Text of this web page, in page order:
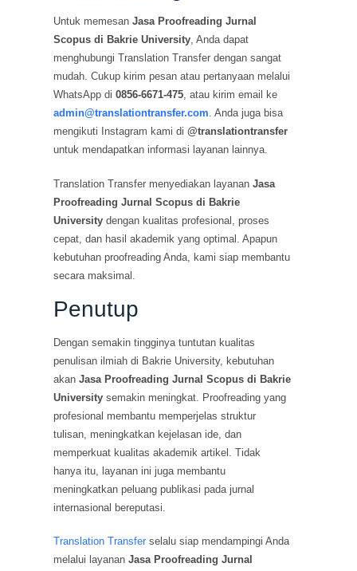
Untuk memesanJasa Proofreading Jurnal
Scopus di Bakrie University, Anda dapat
menghubungi Translation Transfer dengan sangat
mudah. Cukup kirim pesan atau pertanyaan melalui
WhatsApp di0856-6671-475, atau kirim email ke
admin@translationtransfer.com. Anda juga bisa
mengikuti Instagram kami di@translationtransfer
untuk mendapatkan informasi layanan lainnya.
Translation Transfer menyediakan layananJasa
Proofreading Jurnal Scopus di Bakrie
University dengan kualitas profesional, proses
cepat, dan hasil akademik yang optimal. Apapun
kebutuhan proofreading Anda, kami siap membantu
secara maksimal.
Penutup
Dengan semakin tingginya tuntutan kualitas
penulisan ilmiah di Bakrie University, kebutuhan
akanJasa Proofreading Jurnal Scopus di Bakrie
University semakin meningkat. Proofreading yang
profesional membantu memperjelas struktur
tulisan, meningkatkan kejelasan ide, dan
memperkuat kualitas akademik artikel. Tidak
hanya itu, layanan ini juga membantu
meningkatkan peluang publikasi pada jurnal
internasional bereputasi.
Translation Transfer selalu siap mendampingi Anda
melalui layananJasa Proofreading Jurnal